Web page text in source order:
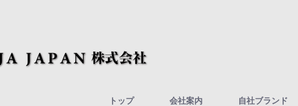
トップ 会社案内 自社ブランド